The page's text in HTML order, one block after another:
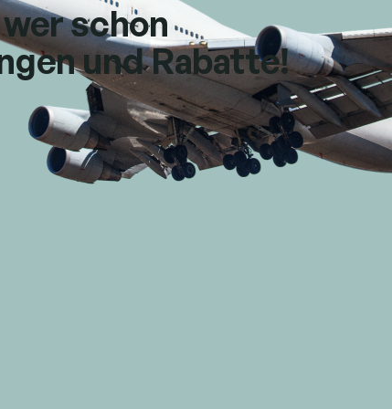
schon
und Rabatte!